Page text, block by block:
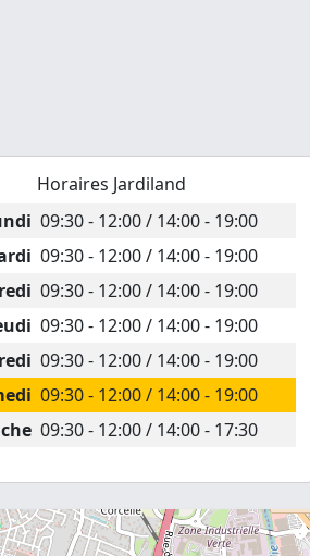
Horaires Jardiland
09:30 - 12:00 / 14:00 - 19:00
09:30 - 12:00 / 14:00 - 19:00
09:30 - 12:00 / 14:00 - 19:00
09:30 - 12:00 / 14:00 - 19:00
09:30 - 12:00 / 14:00 - 19:00
09:30 - 12:00 / 14:00 - 19:00
09:30 - 12:00 / 14:00 - 17:30